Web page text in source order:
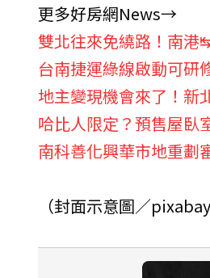
更多好房網News→
雙北往來免繞路！南港
台南捷運綠線啟動可
地主變現機會來了！新
哈比人限定？預售屋
南科善化興華市地重
（封面示意圖／pixabay